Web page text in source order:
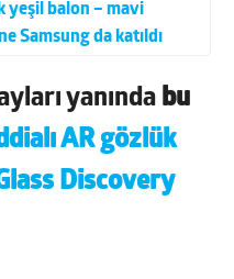
yeşil balon – mavi
Samsung da katıldı
yanında bu
AR gözlük
Discovery